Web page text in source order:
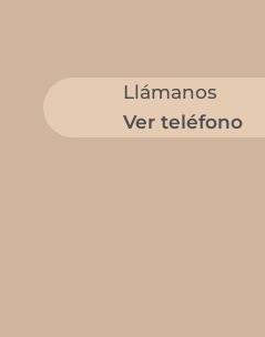
Llámanos
Ver teléfono